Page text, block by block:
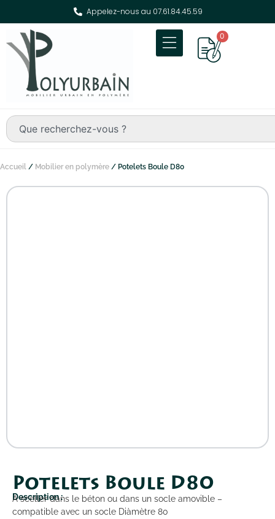
Appelez-nous au 07.61.84.45.59
0
Accueil / Mobilier en polymère / Potelets Boule D80
Potelets Boule D80
Description :
A sceller dans le béton ou dans un socle amovible –
compatible avec un socle Diàmètre 80